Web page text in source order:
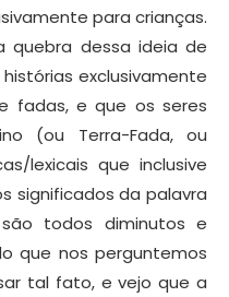
para crianças.
quebra dessa ideia de
exclusivamente
fadas, e que os seres
(ou Terra-Fada, ou
lexicais que inclusive
significados da palavra
todos diminutos e
que nos perguntemos
tal fato, e vejo que a